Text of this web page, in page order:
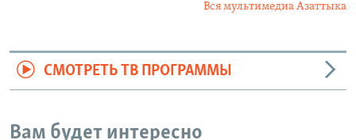
Вся мультимедиа Азаттыка
СМОТРЕТЬ ТВ ПРОГРАММЫ
Вам будет интересно